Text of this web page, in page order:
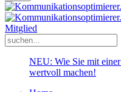
NEU: Wie Sie mit
wertvoll machen!